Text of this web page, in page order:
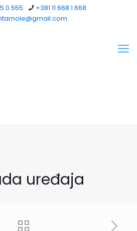
0 555
+381 11 668 1 668
uređaja